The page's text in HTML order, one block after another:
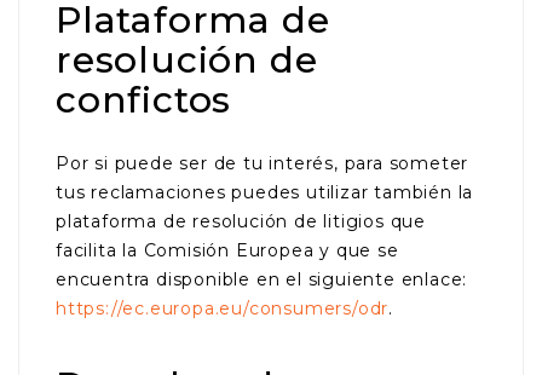
Plataforma de
resolución de
confictos
Por si puede ser de tu interés, para someter
tus reclamaciones puedes utilizar también la
plataforma de resolución de litigios que
facilita la Comisión Europea y que se
encuentra disponible en el siguiente enlace:
https://ec.europa.eu/consumers/odr.